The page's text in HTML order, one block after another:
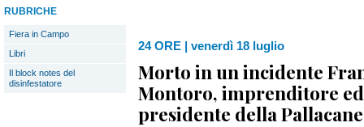
RUBRICHE
Fiera in Campo
Libri
Il block notes del
disinfestatore
24 ORE | venerdì 18 luglio
Morto in un incidente
Montoro, imprenditore
presidente della